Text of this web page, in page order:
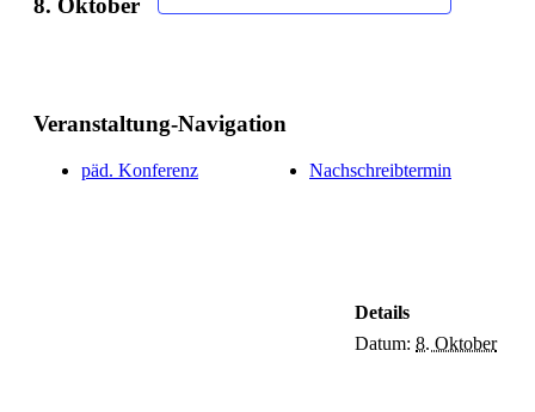
8. Oktober
Veranstaltung-Navigation
päd. Konferenz Nachschreibtermin
Details
Datum: 8. Oktober